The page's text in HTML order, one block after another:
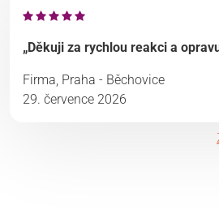
„Děkuji za rychlou reakci a
Firma, Praha - Běchovice
29. července 2026